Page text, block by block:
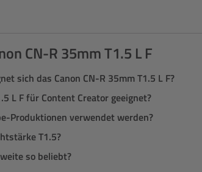
CN-R 35mm T1.5 L F
sich das Canon CN-R 35mm T1.5 L F?
L F für Content Creator geeignet?
Produktionen verwendet werden?
T1.5?
so beliebt?